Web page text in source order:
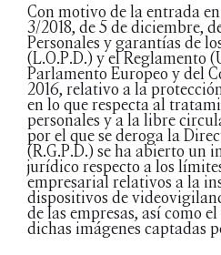
Con motivo de la entrada
3/2018, de 5 de diciembre,
Personales y garantías de
(L.O.P.D.) y el Reglamento
Parlamento Europeo y del
2016, relativo a la
en lo que respecta al
personales y a la libre
por el que se deroga la
(R.G.P.D.) se ha abierto un
jurídico respecto a los
empresarial relativos a la
dispositivos de
de las empresas, así como
dichas imágenes captadas